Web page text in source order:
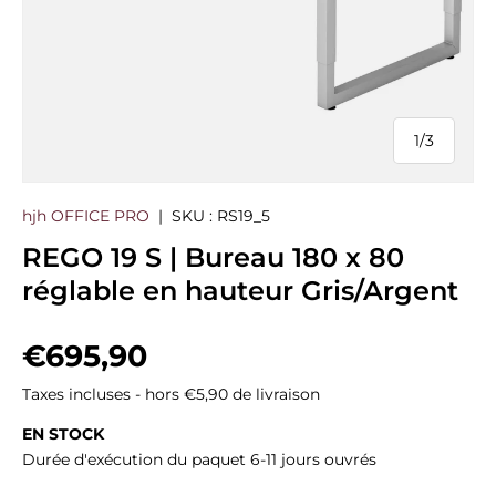
1/
de
3
hjh OFFICE PRO | SKU : RS19_5
REGO 19 S | Bureau 180 x 80
réglable en hauteur Gris/Argent
Prix habituel
€695,90
Taxes incluses - hors €5,90 de livraison
EN STOCK
Durée d'exécution du paquet 6-11 jours ouvrés